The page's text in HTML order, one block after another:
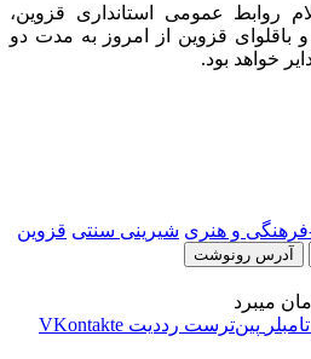
روابط عمومی استانداری قزوین،
باقلوای قزوین از امروز به مدت دو
خواهد بود.
فرهنگی و هنری شیرینی سنتی قزوين
آدرس رونوشت
‫تامبلر ‫پین‌ترست ‫رددیت ‫VKontakte